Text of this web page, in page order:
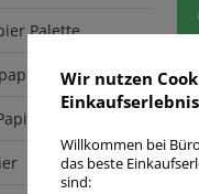
Palette
Wir nutzen
Willkommen bei
das beste
sind: